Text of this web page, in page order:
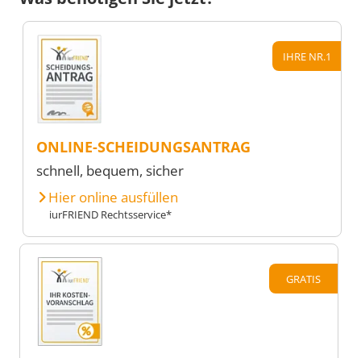
IHRE NR.1
ONLINE-SCHEIDUNGSANTRAG
schnell, bequem, sicher
Hier online ausfüllen
iurFRIEND Rechtsservice*
GRATIS